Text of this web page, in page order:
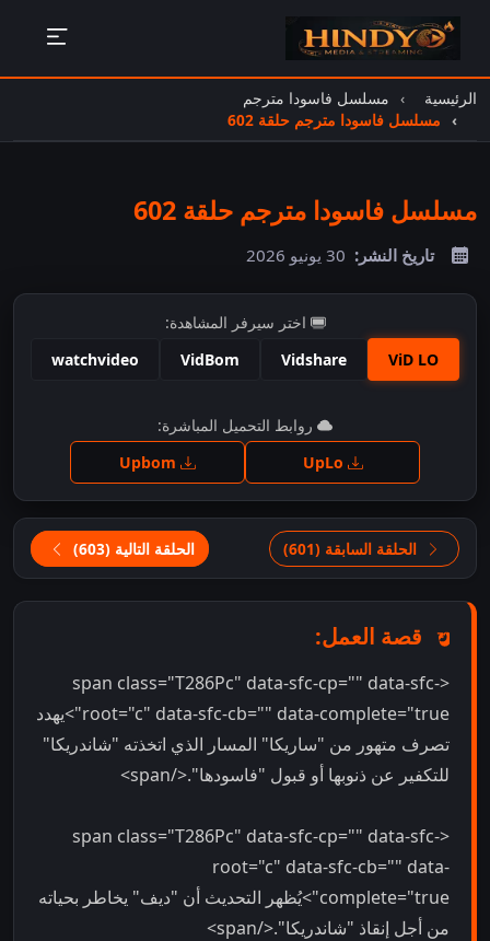
الرئيسية
مسلسل فاسودا مترجم
مسلسل فاسودا مترجم حلقة 602
مسلسل فاسودا مترجم حلقة 602
تاريخ النشر: 30 يونيو 2026
اختر سيرفر المشاهدة:
ViD LO
Vidshare
VidBom
watchvideo
اضغط للمشاهدة
روابط التحميل المباشرة:
الحلقة السابقة (601) الحلقة التالية (603)
قصة العمل:
<span class="T286Pc" data-sfc-cp="" data-sfc-
root="c" data-sfc-cb="" data-complete="true">يهدد
تصرف متهور من "ساريكا" المسار الذي اتخذته "شاندريكا"
للتكفير عن ذنوبها أو قبول "فاسودها".</span>
<span class="T286Pc" data-sfc-cp="" data-sfc-
root="c" data-sfc-cb="" data-
complete="true">يُظهر التحديث أن "ديف" يخاطر بحياته
من أجل إنقاذ "شاندريكا".</span>